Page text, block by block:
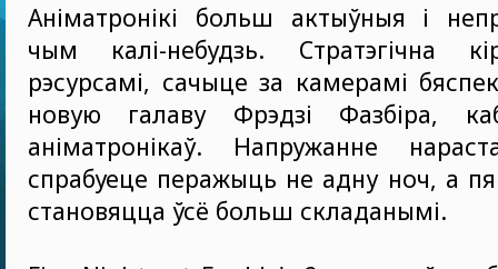
Аніматронікі больш актыўныя і
чым калі-небудзь. Стратэгічна
рэсурсамі, сачыце за камерамі
новую галаву Фрэдзі Фазбіра,
аніматронікаў. Напружанне
спрабуеце перажыць не адну ноч, а
становяцца ўсё больш складанымі.